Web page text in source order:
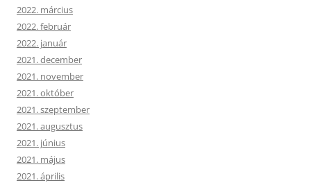
2022. március
2022. február
2022. január
2021. december
2021. november
2021. október
2021. szeptember
2021. augusztus
2021. június
2021. május
2021. április